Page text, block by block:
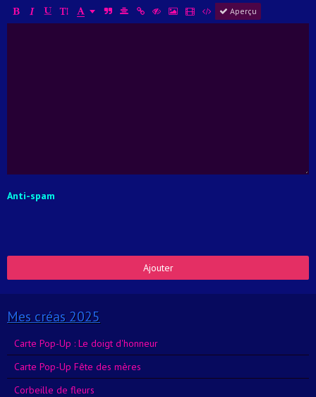
Aperçu
Anti-spam
Ajouter
Mes créas 2025
Carte Pop-Up : Le doigt d'honneur
Carte Pop-Up Fête des mères
Corbeille de fleurs